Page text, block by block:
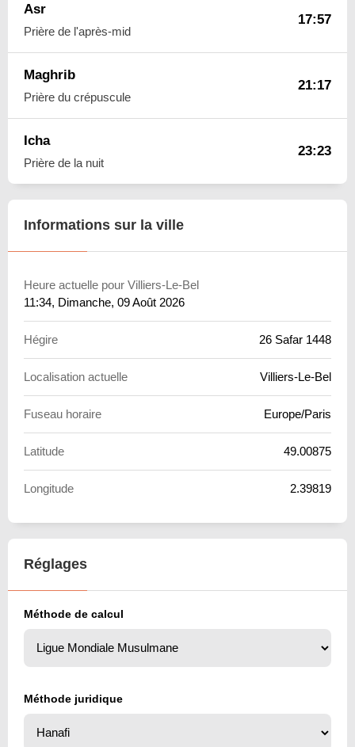
Asr
Prière de l'après-mid
17:57
Maghrib
Prière du crépuscule
21:17
Icha
Prière de la nuit
23:23
Informations sur la ville
Heure actuelle pour Villiers-Le-Bel
11:34, Dimanche, 09 Août 2026
Hégire 26 Safar 1448
Localisation actuelle Villiers-Le-Bel
Fuseau horaire Europe/Paris
Latitude 49.00875
Longitude 2.39819
Réglages
Méthode de calcul
Méthode juridique